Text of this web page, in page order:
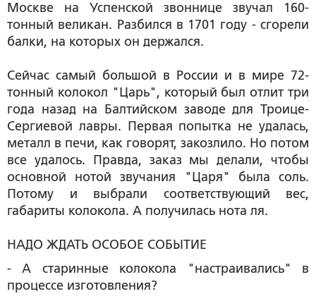
Москве на Успенской звоннице звучал 160-
тонный великан. Разбился в 1701 году - сгорели
балки, на которых он держался.
Сейчас самый большой в России и в мире 72-
тонный колокол "Царь", который был отлит три
года назад на Балтийском заводе для Троице-
Сергиевой лавры. Первая попытка не удалась,
металл в печи, как говорят, закозлило. Но потом
все удалось. Правда, заказ мы делали, чтобы
основной нотой звучания "Царя" была соль.
Потому и выбрали соответствующий вес,
габариты колокола. А получилась нота ля.
НАДО ЖДАТЬ ОСОБОЕ СОБЫТИЕ
- А старинные колокола "настраивались" в
процессе изготовления?